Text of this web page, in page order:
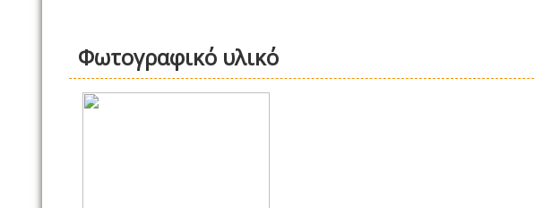
Φωτογραφικό υλικό